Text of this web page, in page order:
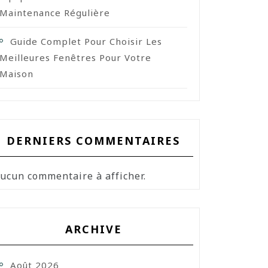
Maintenance Régulière
Guide Complet Pour Choisir Les
Meilleures Fenêtres Pour Votre
Maison
DERNIERS COMMENTAIRES
commentaire à afficher.
ARCHIVE
Août 2026